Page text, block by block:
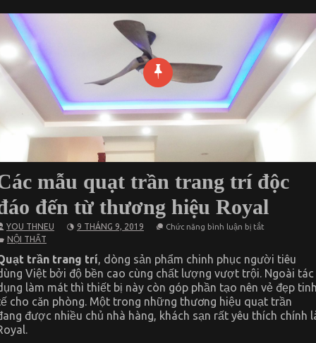
mẫu quạt trần trang trí độc
đến từ thương hiệu Royal
YOU THNEU 9 THÁNG 9, 2019 Chức năng bình luận bị tắt
quạt
trần
trang
trí
độc
đáo
đến
từ
NỘI THẤT
trần trang trí, dòng sản phẩm chinh phục người tiêu
Việt bởi độ bền cao cùng chất lượng vượt trội. Ngoài tác
làm mát thì thiết bị này còn góp phần tạo nên vẻ đẹp
cho căn phòng. Một trong những thương hiệu quạt trần
được nhiều chủ nhà hàng, khách sạn rất yêu thích chính